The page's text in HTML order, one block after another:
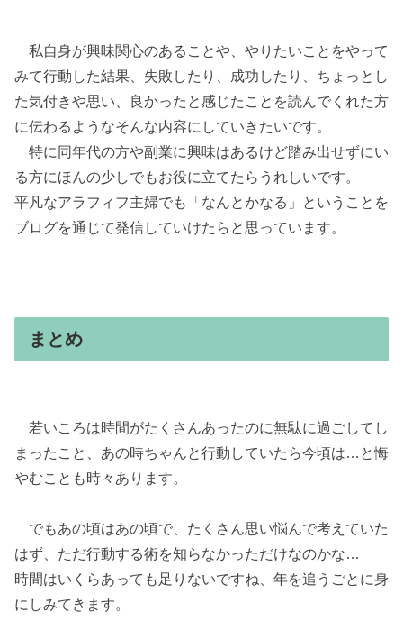
私自身が興味関心のあることや、やりたいことをやって
みて行動した結果、失敗したり、成功したり、ちょっとし
た気付きや思い、良かったと感じたことを読んでくれた方
に伝わるようなそんな内容にしていきたいです。
特に同年代の方や副業に興味はあるけど踏み出せずにい
る方にほんの少しでもお役に立てたらうれしいです。
平凡なアラフィフ主婦でも「なんとかなる」ということを
ブログを通じて発信していけたらと思っています。
まとめ
若いころは時間がたくさんあったのに無駄に過ごしてし
まったこと、あの時ちゃんと行動していたら今頃は…と悔
やむことも時々あります。
でもあの頃はあの頃で、たくさん思い悩んで考えていた
はず、ただ行動する術を知らなかっただけなのかな…
時間はいくらあっても足りないですね、年を追うごとに身
にしみてきます。